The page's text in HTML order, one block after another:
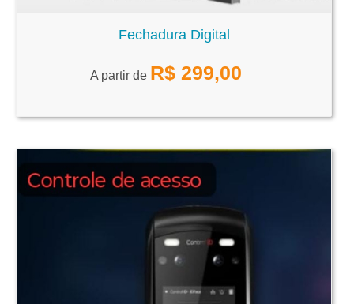
Fechadura Digital
A partir de R$ 299,00